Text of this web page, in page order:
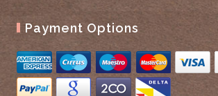
Payment Options